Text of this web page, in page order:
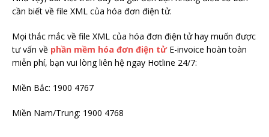
cần biết về file XML của hóa đơn điện tử.
Mọi thắc mắc về file XML của hóa đơn điện tử hay muốn được
tư vấn về phần mềm hóa đơn điện tửE-invoice hoàn toàn
miễn phí, bạn vui lòng liên hệ ngay Hotline 24/7:
Miền Bắc: 1900 4767
Miền Nam/Trung: 1900 4768